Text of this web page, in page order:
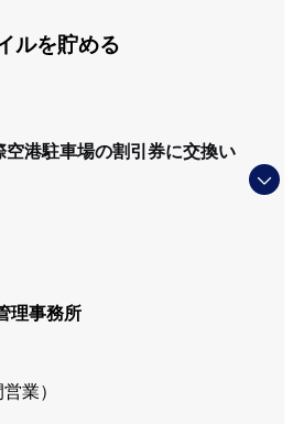
ルを貯める
港駐車場の割引券に交換い
理事務所
営業）